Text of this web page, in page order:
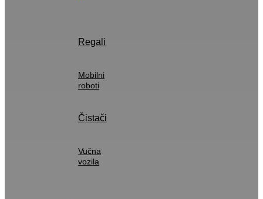
Regali
Mobilni
roboti
Čistači
Vučna
vozila